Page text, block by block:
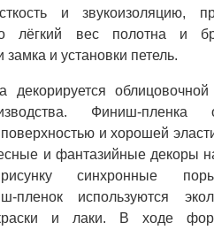
и звукоизоляцию,
лёгкий вес полотна и
и установки петель.
декорируется
Финиш-пленка
и хорошей
и фантазийные декоры
рисунку синхронные
пленок используются
и лаки. В ходе